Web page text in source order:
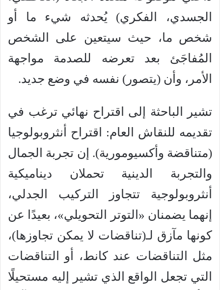
الجسدي، الفكري) يُحدثه شيء ما أو
شخص ما، حيث سيتعين على الشخص
المُفاجَئ بعد تعرضه للصدمة مواجهة
الأمر، وأن (يتصور) نفسه في وضع جديد.
تشير الباحثة إلى اقتراح نهائي ترغب في
تقديمه للنقاش العام: اقتراح أنثروبولوجيا
(متناقضة وأكسيومورية). إن تجربة الجمال
والتجربة الدينية تحملان ديناميكية
أنثروبولوجية تتجاوز التركيب الجدلي،
إنهما يضمنان «التوتر التحويلي»، بعيدًا عن
كونها مآزق لـ(تناقضات لا يمكن تجاوزها)،
مثل التناقضات عند كانط، أو التناقضات
التي تجعل الواقع الذي تشير إليه مستحيلًا